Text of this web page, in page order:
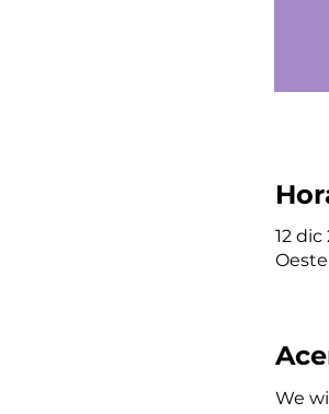
12 dic
Oeste
We